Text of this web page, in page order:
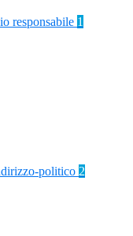
responsabile 1
politico 2